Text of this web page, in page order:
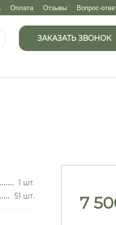
Оплата Отзывы Вопрос-
ЗАКАЗАТЬ ЗВОНОК
1 шт.
51 шт.
7